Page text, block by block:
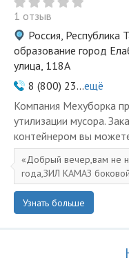
1 отзыв
Россия, Республика
образование город
улица, 118А
8 (800) 23...ещё
Компания Мехуборка
утилизации мусора.
контейнером вы
Добрый вечер,вам не
года,ЗИЛ КАМАЗ боковой
Узнать больше